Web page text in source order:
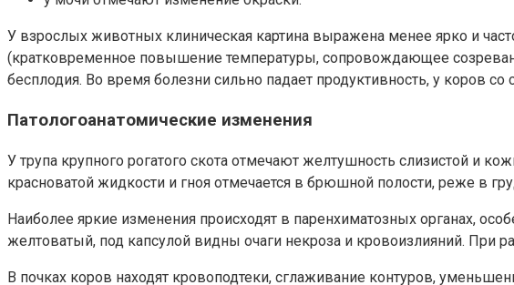
У взрослых животных клиническая картина выражена менее ярко и
(кратковременное повышение температуры, сопровождающее
бесплодия. Во время болезни сильно падает продуктивность, у коров
Патологоанатомические изменения
У трупа крупного рогатого скота отмечают желтушность слизистой и
красноватой жидкости и гноя отмечается в брюшной полости, реже в
Наиболее яркие изменения происходят в паренхиматозных органах,
желтоватый, под капсулой видны очаги некроза и кровоизлияний.
В почках коров находят кровоподтеки, сглаживание контуров,